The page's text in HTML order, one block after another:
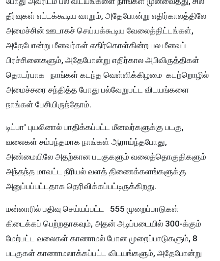
தீர்வுகள் எட்டக்கூடிய வாறும், அதேபோன்று எதிர்காலத்திலே
அமைச்சின் ஊடாகச் செய்யக்கூடிய வேலைத்திட்டங்கள்,
அதேபோன்று மீனவர்கள் எதிர்கொள்கின்ற பல மீனவப்
பிரச்சினைகளும், அதேபோன்று எதிர்கால அபிவிருத்திகள்
தொடர்பாக நாங்கள் கடந்த வெள்ளிக்கிழமை கடற்றொழில்
அமைச்சரை சந்தித்த போது பல்வேறுபட்ட விடயங்களை
நாங்கள் பேசியிருந்தோம்.
டிட்பா' புயலினால் பாதிக்கப்பட்ட மீனவர்களுக்கு படகு,
வலைகள் சம்பந்தமாக நாங்கள் ஆராய்ந்தபோது,
அண்மையிலே அதற்கான படகுகளும் வலைத்தொகுதிகளும்
அந்தந்த மாவட்ட நீரியல் வளத் திணைக்களங்களுக்கு
அனுப்பப்பட்டதாக தெரிவிக்கப்பட்டிருக்கிறது.
மன்னாரில் பதிவு செய்யப்பட்ட 555 முறைப்பாடுகள்
கிடைக்கப் பெற்றதாகவும், அதன் அடிப்படையில் 300-க்கும்
மேற்பட்ட வலைகள் காணாமல் போன முறைப்பாடுகளும், 8
படகுகள் காணாமலாக்கப்பட்ட விடயங்களும், அதேபோன்று